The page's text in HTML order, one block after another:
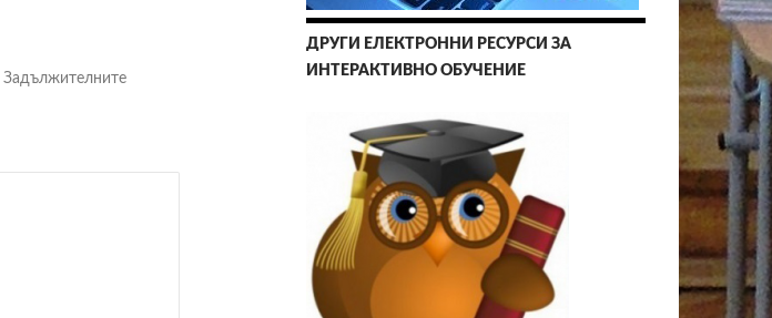
Задължителните
ДРУГИ ЕЛЕКТРОННИ РЕСУРСИ ЗА
ИНТЕРАКТИВНО ОБУЧЕНИЕ